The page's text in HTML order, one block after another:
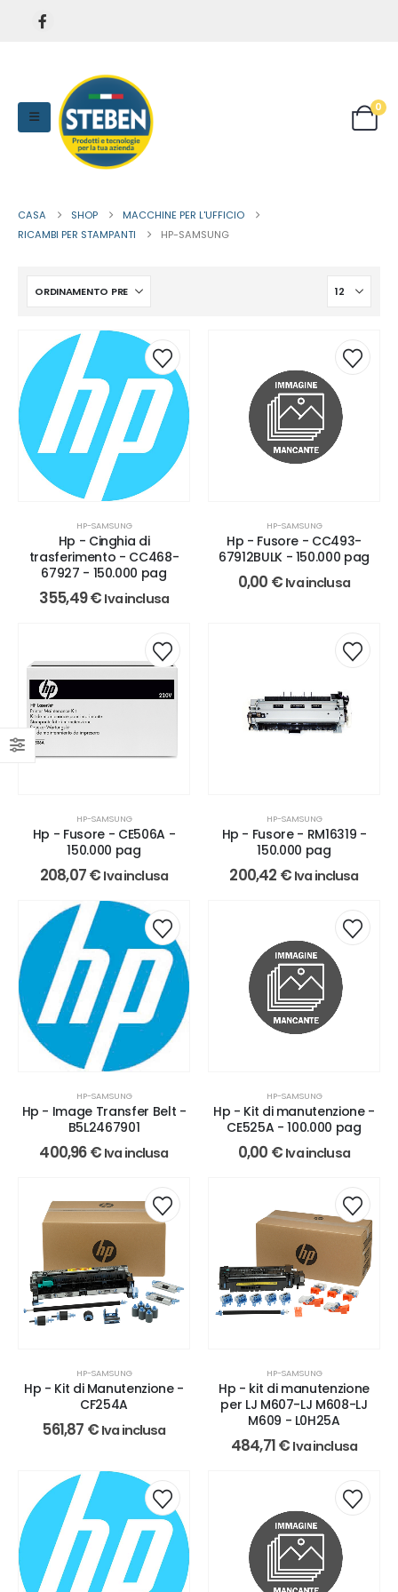
0
CASA SHOP
MACCHINE PER L'UFFICIO
RICAMBI PER STAMPANTI
HP-SAMSUNG
HP-SAMSUNG
Hp - Cinghia di
trasferimento - CC468-
67927 - 150.000 pag
355,49€ Iva inclusa
HP-SAMSUNG
Hp - Fusore - CC493-
67912BULK - 150.000 pag
0,00 € Iva inclusa
HP-SAMSUNG
Hp - Fusore - CE506A -
150.000 pag
208,07€ Iva inclusa
HP-SAMSUNG
Hp - Fusore - RM16319 -
150.000 pag
200,42 € Iva inclusa
HP-SAMSUNG
Hp - Image Transfer Belt -
B5L2467901
400,96€ Iva inclusa
HP-SAMSUNG
Hp - Kit di manutenzione -
CE525A - 100.000 pag
0,00 € Iva inclusa
HP-SAMSUNG
Hp - Kit di Manutenzione -
CF254A
561,87 € Iva inclusa
HP-SAMSUNG
Hp - kit di manutenzione
per LJ M607-LJ M608-LJ
M609 - L0H25A
484,71€ Iva inclusa